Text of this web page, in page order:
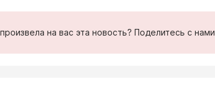
на вас эта новость? Поделитесь с нами